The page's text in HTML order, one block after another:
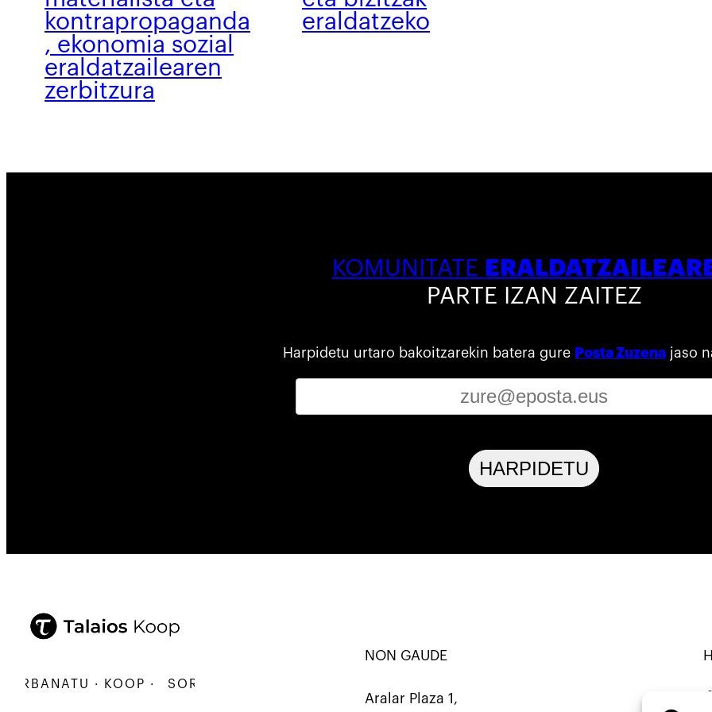
kontrapropaganda
, ekonomia sozial
eraldatzailearen
zerbitzura
eraldatzeko
KOMUNITATE
PARTE IZAN ZAITEZ
Harpidetu urtaro bakoitzarekin batera gure Posta Zuzena jaso
HARPIDETU
· KOOP · SORTU · ERALDATU · ELKARBANATU · KOOP · SORTU · ERALDATU ·
NON GAUDE
Aralar Plaza 1,